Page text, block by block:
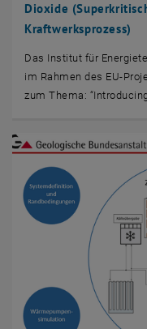
Dioxide
Kraftwerksprozess)
Das Institut für
im Rahmen des EU-
zum Thema: